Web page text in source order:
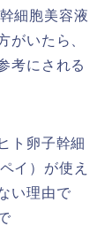
細胞美容液
がいたら、
考にされる
ト卵子幹細
イ）が使え
い理由で